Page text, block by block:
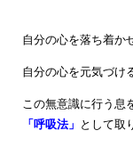
自分の心を落ち着か
自分の心を元気づけ
この無意識に行う息
「呼吸法」 として取